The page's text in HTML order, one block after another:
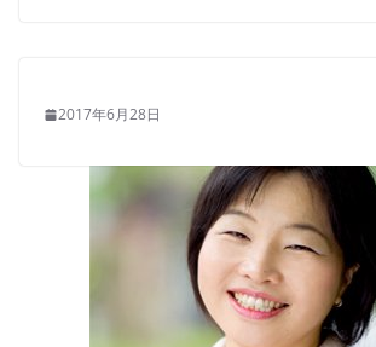
2017年6月28日